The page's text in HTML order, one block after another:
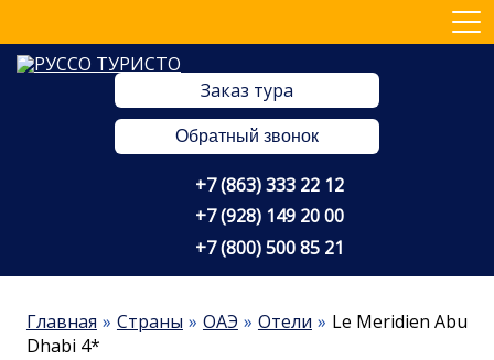
Заказ тура
Обратный звонок
+7 (863) 333 22 12
+7 (928) 149 20 00
+7 (800) 500 85 21
Главная Страны ОАЭ Отели
Le Meridien Abu
Dhabi 4*